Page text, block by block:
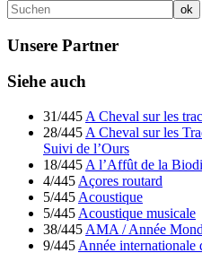
Unsere Partner
Siehe auch
31/445 A Cheval sur les
28/445 A Cheval sur les
Suivi de l’Ours
18/445 A l’Affût de la
4/445 Açores routard
5/445 Acoustique
5/445 Acoustique musicale
38/445 AMA / Année
9/445 Année internationale